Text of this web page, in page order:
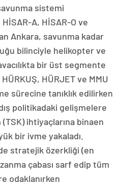
sistemi
A, HİSAR-O ve
Ankara, savunma kadar
bilinciyle helikopter ve
bir üst segmente
HÜRJET ve MMU
sürecine tanıklık edilirken
politikadaki gelişmelere
ihtiyaçlarına binaen
bir ivme yakaladı.
stratejik özerkliği (en
çabası sarf edip tüm
odaklanırken